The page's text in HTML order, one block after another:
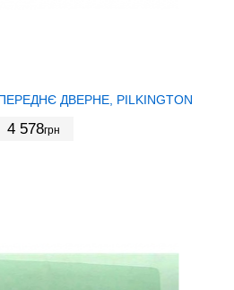
ДВЕРНЕ, PILKINGTON
4 578грн